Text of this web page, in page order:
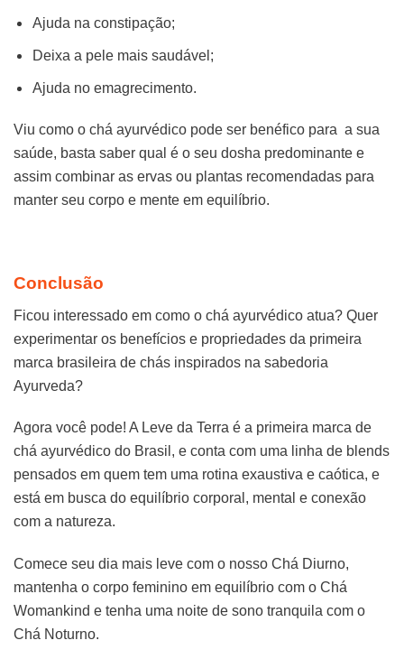
Ajuda na constipação;
Deixa a pele mais saudável;
Ajuda no emagrecimento.
Viu como o chá ayurvédico pode ser benéfico para a sua
saúde, basta saber qual é o seu dosha predominante e
assim combinar as ervas ou plantas recomendadas para
manter seu corpo e mente em equilíbrio.
Conclusão
Ficou interessado em como o chá ayurvédico atua? Quer
experimentar os benefícios e propriedades da primeira
marca brasileira de chás inspirados na sabedoria
Ayurveda?
Agora você pode! A Leve da Terra é a primeira marca de
chá ayurvédico do Brasil, e conta com uma linha de blends
pensados em quem tem uma rotina exaustiva e caótica, e
está em busca do equilíbrio corporal, mental e conexão
com a natureza.
Comece seu dia mais leve com o nosso Chá Diurno,
mantenha o corpo feminino em equilíbrio com o Chá
Womankind e tenha uma noite de sono tranquila com o
Chá Noturno.